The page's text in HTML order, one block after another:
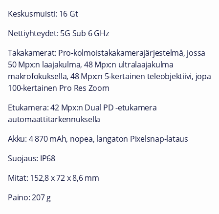
Keskusmuisti: 16 Gt
Nettiyhteydet: 5G Sub 6 GHz
Takakamerat: Pro-kolmoistakakamerajärjestelmä, jossa
50 Mpx:n laajakulma, 48 Mpx:n ultralaajakulma
makrofokuksella, 48 Mpx:n 5-kertainen teleobjektiivi, jopa
100-kertainen Pro Res Zoom
Etukamera: 42 Mpx:n Dual PD ‑etukamera
automaattitarkennuksella
Akku: 4 870 mAh, nopea, langaton Pixelsnap-lataus
Suojaus: IP68
Mitat: 152,8 x 72 x 8,6 mm
Paino: 207 g